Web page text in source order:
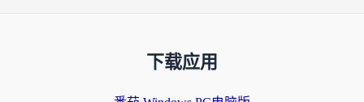
下载应用